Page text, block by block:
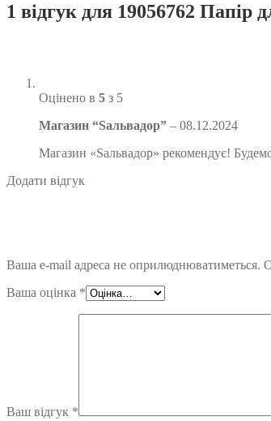
1 відгук для 19056762 Папір
Оцінено в 5 з 5
Магазин “Sальвадор” – 08.12.2024
Магазин «Sальвадор» рекомендує!
Додати відгук
Ваша e-mail адреса не оприлюднюватиметься.
Ваша оцінка *
Ваш відгук *